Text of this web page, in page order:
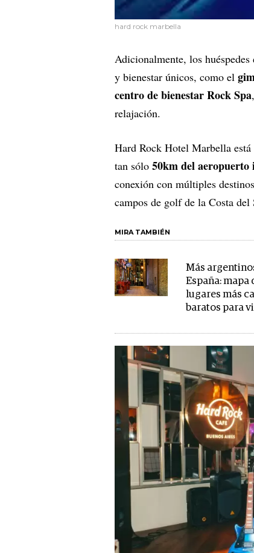
hard rock marbella
Adicionalmente, los
y bienestar únicos, como el
centro de bienestar Rock Spa
relajación.
Hard Rock Hotel Marbella está
tan sólo 50km del
conexión con múltiples
campos de golf de la Costa
MIRA TAMBIÉN
Más
España: mapa
lugares más
baratos para